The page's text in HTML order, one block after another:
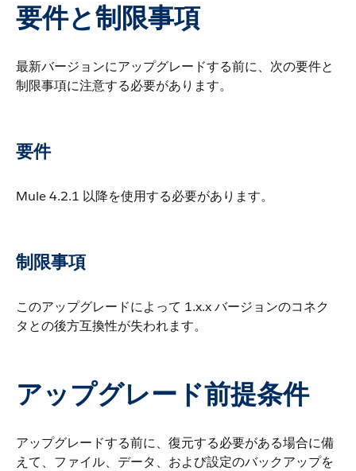
要件と制限事項
最新バージョンにアップグレードする前に、次の要件と
制限事項に注意する必要があります。
要件
Mule 4.2.1 以降を使用する必要があります。
制限事項
このアップグレードによって 1.x.x バージョンのコネク
タとの後方互換性が失われます。
アップグレード前提条件
アップグレードする前に、復元する必要がある場合に備
えて、ファイル、データ、および設定のバックアップを